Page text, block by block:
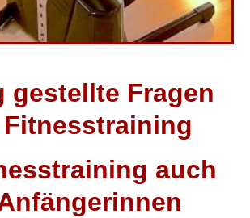
gestellte Fragen
Fitnesstraining
auch